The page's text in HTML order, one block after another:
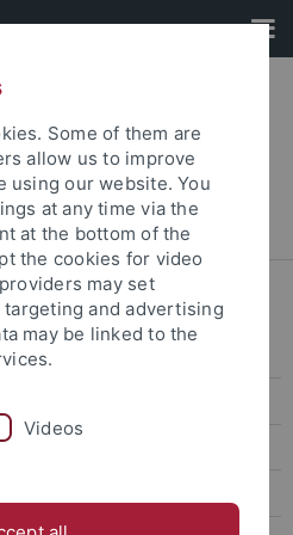
Fakultät
CV Prof. Tremmel
Dr. Jörg Tremmel
Some of them are
allow us to improve
using our website. You
at any time via the
at the bottom of the
the cookies for video
may set
and advertising
may be linked to the
Videos